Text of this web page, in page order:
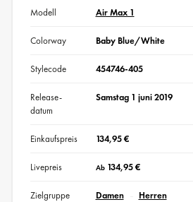
Modell Air Max 1
Colorway Baby Blue/White
Stylecode 454746-405
Release-
datum
Samstag 1 juni 2019
Einkaufspreis 134,95 €
Livepreis Ab134,95 €
Zielgruppe Damen Herren